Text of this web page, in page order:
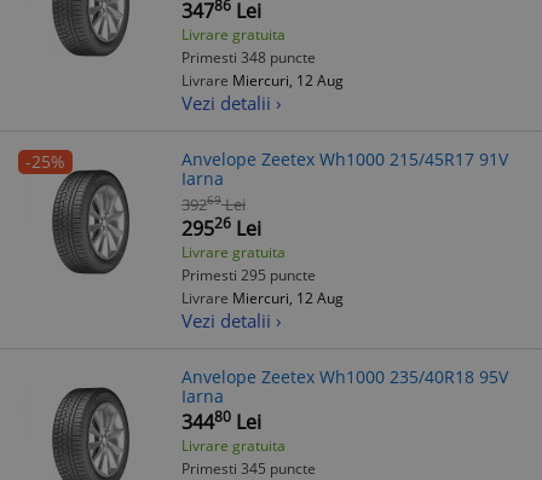
34786 Lei
Livrare gratuita
Primesti 348 puncte
Livrare Miercuri, 12 Aug
Vezi detalii ›
-25%
Anvelope Zeetex Wh1000 215/45R17 91V
Iarna
39269 Lei
29526 Lei
Livrare gratuita
Primesti 295 puncte
Livrare Miercuri, 12 Aug
Vezi detalii ›
Anvelope Zeetex Wh1000 235/40R18 95V
Iarna
34480 Lei
Livrare gratuita
Primesti 345 puncte